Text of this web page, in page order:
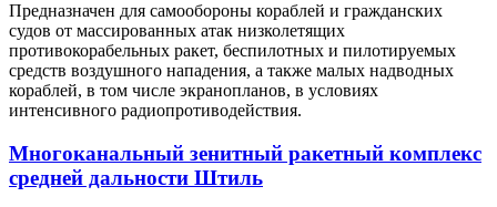
Предназначен для самообороны кораблей и гражданских
судов от массированных атак низколетящих
противокорабельных ракет, беспилотных и пилотируемых
средств воздушного нападения, а также малых надводных
кораблей, в том числе экранопланов, в условиях
интенсивного радиопротиводействия.
Многоканальный зенитный ракетный комплекс
средней дальности Штиль